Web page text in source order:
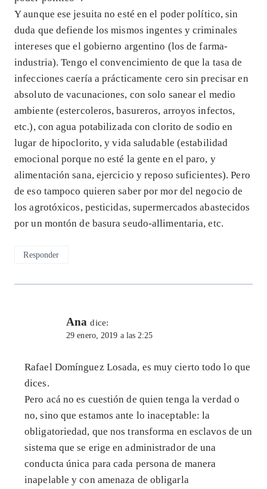
Y aunque ese jesuita no esté en el poder político, sin
duda que defiende los mismos ingentes y criminales
intereses que el gobierno argentino (los de farma-
industria). Tengo el convencimiento de que la tasa de
infecciones caería a prácticamente cero sin precisar en
absoluto de vacunaciones, con solo sanear el medio
ambiente (estercoleros, basureros, arroyos infectos,
etc.), con agua potabilizada con clorito de sodio en
lugar de hipoclorito, y vida saludable (estabilidad
emocional porque no esté la gente en el paro, y
alimentación sana, ejercicio y reposo suficientes). Pero
de eso tampoco quieren saber por mor del negocio de
los agrotóxicos, pesticidas, supermercados abastecidos
por un montón de basura seudo-allimentaria, etc.
Responder
Ana dice:
29 enero, 2019 a las 2:25
Rafael Domínguez Losada, es muy cierto todo lo que
dices.
Pero acá no es cuestión de quien tenga la verdad o
no, sino que estamos ante lo inaceptable: la
obligatoriedad, que nos transforma en esclavos de un
sistema que se erige en administrador de una
conducta única para cada persona de manera
inapelable y con amenaza de obligarla